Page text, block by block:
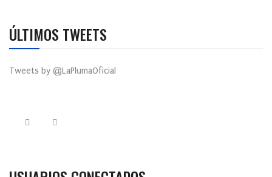
ÚLTIMOS TWEETS
Tweets by @LaPlumaOficial